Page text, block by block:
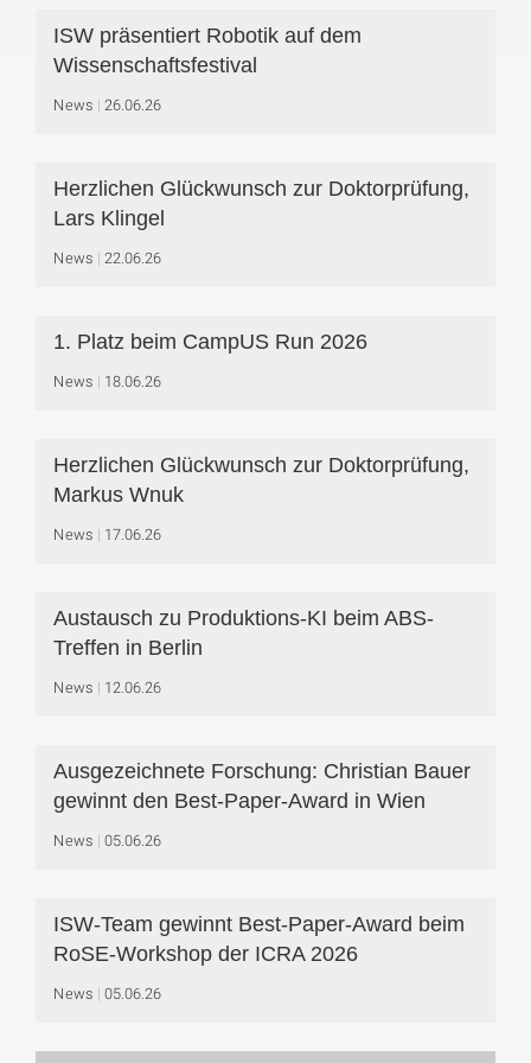
ISW präsentiert Robotik auf dem
Wissenschaftsfestival
News 26.06.26
Herzlichen Glückwunsch zur Doktorprüfung,
Lars Klingel
News 22.06.26
1. Platz beim CampUS Run 2026
News 18.06.26
Herzlichen Glückwunsch zur Doktorprüfung,
Markus Wnuk
News 17.06.26
Austausch zu Produktions-KI beim ABS-
Treffen in Berlin
News 12.06.26
Ausgezeichnete Forschung: Christian Bauer
gewinnt den Best-Paper-Award in Wien
News 05.06.26
ISW-Team gewinnt Best-Paper-Award beim
RoSE-Workshop der ICRA 2026
News 05.06.26